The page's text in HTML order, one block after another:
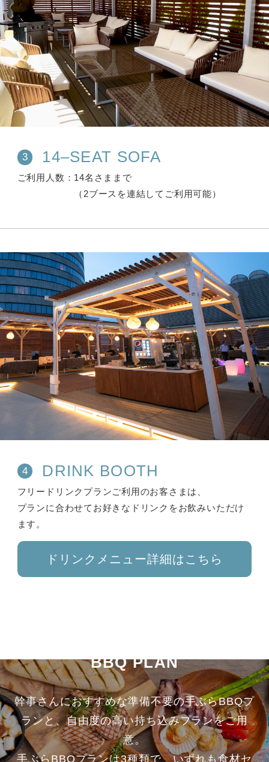
3 14–SEAT SOFA
ご利用人数
14名さままで
（2ブースを連結してご利用可能）
4 DRINK BOOTH
フリードリンクプランご利用のお客さまは、
プランに合わせてお好きなドリンクをお飲みいただけ
ます。
ドリンクメニュー詳細はこちら
BBQ PLAN
幹事さんにおすすめな準備不要の手ぶらBBQプ
ランと、自由度の高い持ち込みプランをご用
意。
手ぶらBBQプランは3種類で、いずれも食材セ